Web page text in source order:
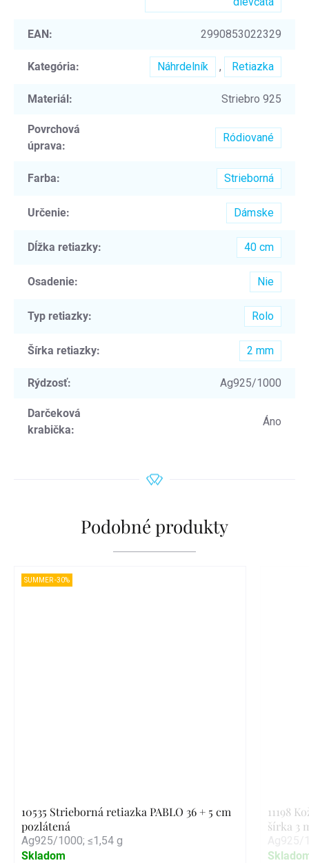
EAN: 2990853022329
Kategória: Náhrdelník , Retiazka
Materiál: Striebro 925
Povrchová
úprava:
Ródiované
Farba: Strieborná
Určenie: Dámske
Dĺžka retiazky: 40 cm
Osadenie: Nie
Typ retiazky: Rolo
Šírka retiazky: 2 mm
Rýdzosť: Ag925/1000
Darčeková
krabička:
Áno
Podobné produkty
SUMMER -30%
10535 Strieborná retiazka PABLO 36 + 5 cm
pozlátená
Ag925/1000; ≤1,54 g
Skladom
11198
šírka 3